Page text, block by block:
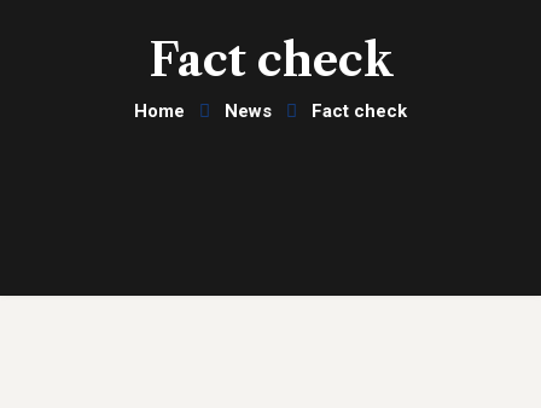
Fact check
Home News Fact check